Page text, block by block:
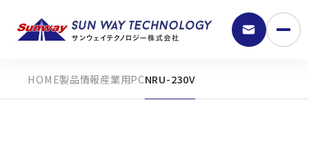
製品情報産業用PCNRU-230V